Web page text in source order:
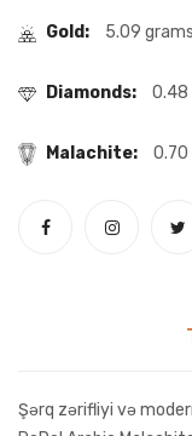
Gold: 5.09 grams
Diamonds: 0.48
Malachite:
Şərq zərifliyi və